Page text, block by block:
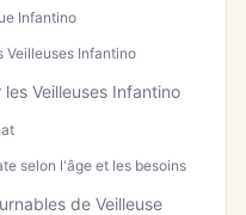
Infantino
Veilleuses Infantino
Veilleuses Infantino
selon l'âge et les besoins
de Veilleuse